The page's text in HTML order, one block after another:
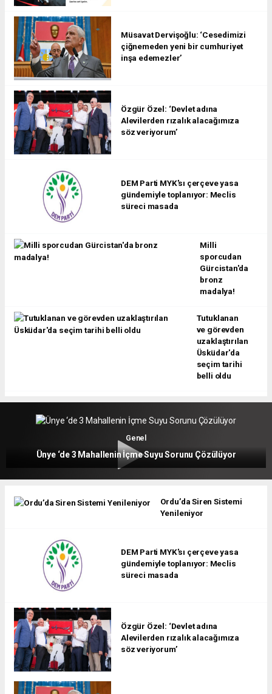
Müsavat Dervişoğlu: ‘Cesedimizi
çiğnemeden yeni bir cumhuriyet
inşa edemezler’
Özgür Özel: ‘Devlet adına
Alevilerden rızalık alacağımıza
söz veriyorum’
DEM Parti MYK'sı çerçeve yasa
gündemiyle toplanıyor: Meclis
süreci masada
Milli
sporcudan
Gürcistan'da
bronz
madalya!
Tutuklanan
ve görevden
uzaklaştırılan
Üsküdar'da
seçim tarihi
belli oldu
Genel
Ünye ‘de 3 Mahallenin İçme Suyu Sorunu Çözülüyor
Ordu’da Siren Sistemi
Yenileniyor
DEM Parti MYK'sı çerçeve yasa
gündemiyle toplanıyor: Meclis
süreci masada
Özgür Özel: ‘Devlet adına
Alevilerden rızalık alacağımıza
söz veriyorum’